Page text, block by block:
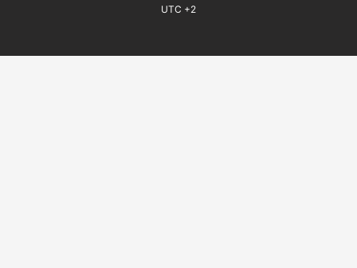
UTC +2